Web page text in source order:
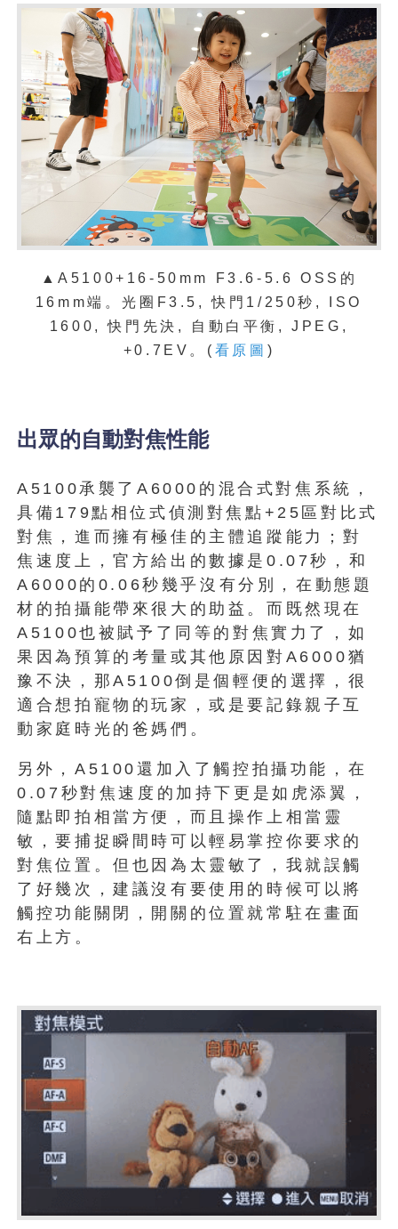
▲A5100+16-50mm F3.6-5.6 OSS的
16mm端。光圈F3.5, 快門1/250秒, ISO
1600, 快門先決, 自動白平衡, JPEG,
+0.7EV。( 看原圖 )
出眾的自動對焦性能
A5100承襲了A6000的混合式對焦系統，
具備179點相位式偵測對焦點+25區對比式
對焦，進而擁有極佳的主體追蹤能力；對
焦速度上，官方給出的數據是0.07秒，和
A6000的0.06秒幾乎沒有分別，在動態題
材的拍攝能帶來很大的助益。而既然現在
A5100也被賦予了同等的對焦實力了，如
果因為預算的考量或其他原因對A6000猶
豫不決，那A5100倒是個輕便的選擇，很
適合想拍寵物的玩家，或是要記錄親子互
動家庭時光的爸媽們。
另外，A5100還加入了觸控拍攝功能，在
0.07秒對焦速度的加持下更是如虎添翼，
隨點即拍相當方便，而且操作上相當靈
敏，要捕捉瞬間時可以輕易掌控你要求的
對焦位置。但也因為太靈敏了，我就誤觸
了好幾次，建議沒有要使用的時候可以將
觸控功能關閉，開關的位置就常駐在畫面
右上方。